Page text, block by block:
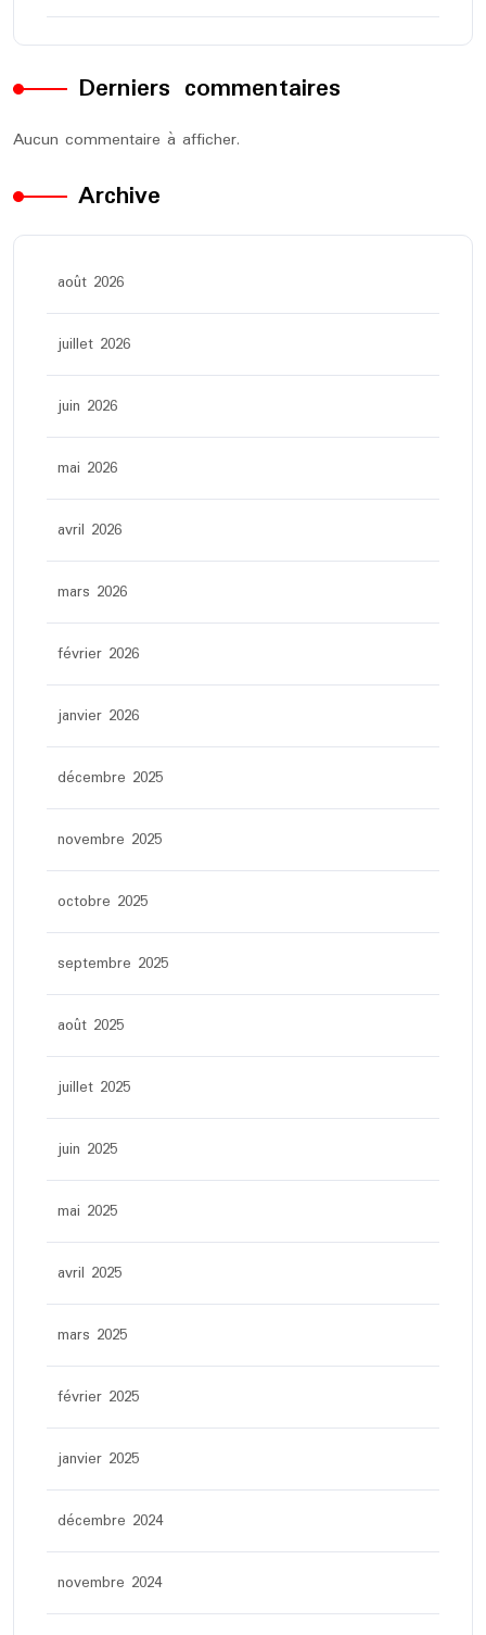
Derniers commentaires
Aucun commentaire à afficher.
Archive
août 2026
juillet 2026
juin 2026
mai 2026
avril 2026
mars 2026
février 2026
janvier 2026
décembre 2025
novembre 2025
octobre 2025
septembre 2025
août 2025
juillet 2025
juin 2025
mai 2025
avril 2025
mars 2025
février 2025
janvier 2025
décembre 2024
novembre 2024